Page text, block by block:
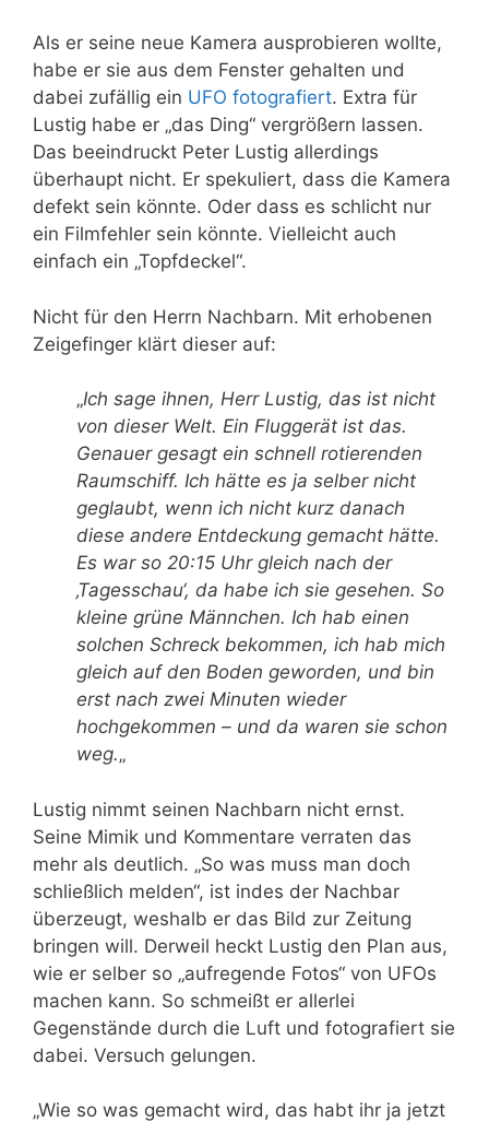
Als er seine neue Kamera ausprobieren wollte,
habe er sie aus dem Fenster gehalten und
dabei zufällig ein UFO fotografiert. Extra für
Lustig habe er „das Ding“ vergrößern lassen.
Das beeindruckt Peter Lustig allerdings
überhaupt nicht. Er spekuliert, dass die Kamera
defekt sein könnte. Oder dass es schlicht nur
ein Filmfehler sein könnte. Vielleicht auch
einfach ein „Topfdeckel“.
Nicht für den Herrn Nachbarn. Mit erhobenen
Zeigefinger klärt dieser auf:
„Ich sage ihnen, Herr Lustig, das ist nicht
von dieser Welt. Ein Fluggerät ist das.
Genauer gesagt ein schnell rotierenden
Raumschiff. Ich hätte es ja selber nicht
geglaubt, wenn ich nicht kurz danach
diese andere Entdeckung gemacht hätte.
Es war so 20:15 Uhr gleich nach der
‚Tagesschau‘, da habe ich sie gesehen. So
kleine grüne Männchen. Ich hab einen
solchen Schreck bekommen, ich hab mich
gleich auf den Boden geworden, und bin
erst nach zwei Minuten wieder
hochgekommen – und da waren sie schon
weg.„
Lustig nimmt seinen Nachbarn nicht ernst.
Seine Mimik und Kommentare verraten das
mehr als deutlich. „So was muss man doch
schließlich melden“, ist indes der Nachbar
überzeugt, weshalb er das Bild zur Zeitung
bringen will. Derweil heckt Lustig den Plan aus,
wie er selber so „aufregende Fotos“ von UFOs
machen kann. So schmeißt er allerlei
Gegenstände durch die Luft und fotografiert sie
dabei. Versuch gelungen.
„Wie so was gemacht wird, das habt ihr ja jetzt